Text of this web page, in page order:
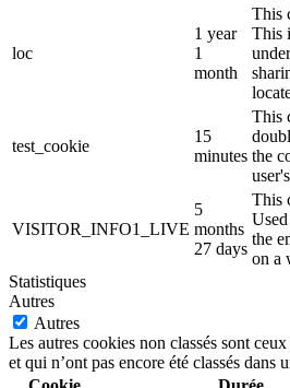
loc
1 year
1
month
This
This
test_cookie
15
minutes
This
the
VISITOR_INFO1_LIVE
5
months
27 days
This
the
on a
Statistiques
Autres
Autres
Les autres cookies non classés sont
et qui n’ont pas encore été classés dans